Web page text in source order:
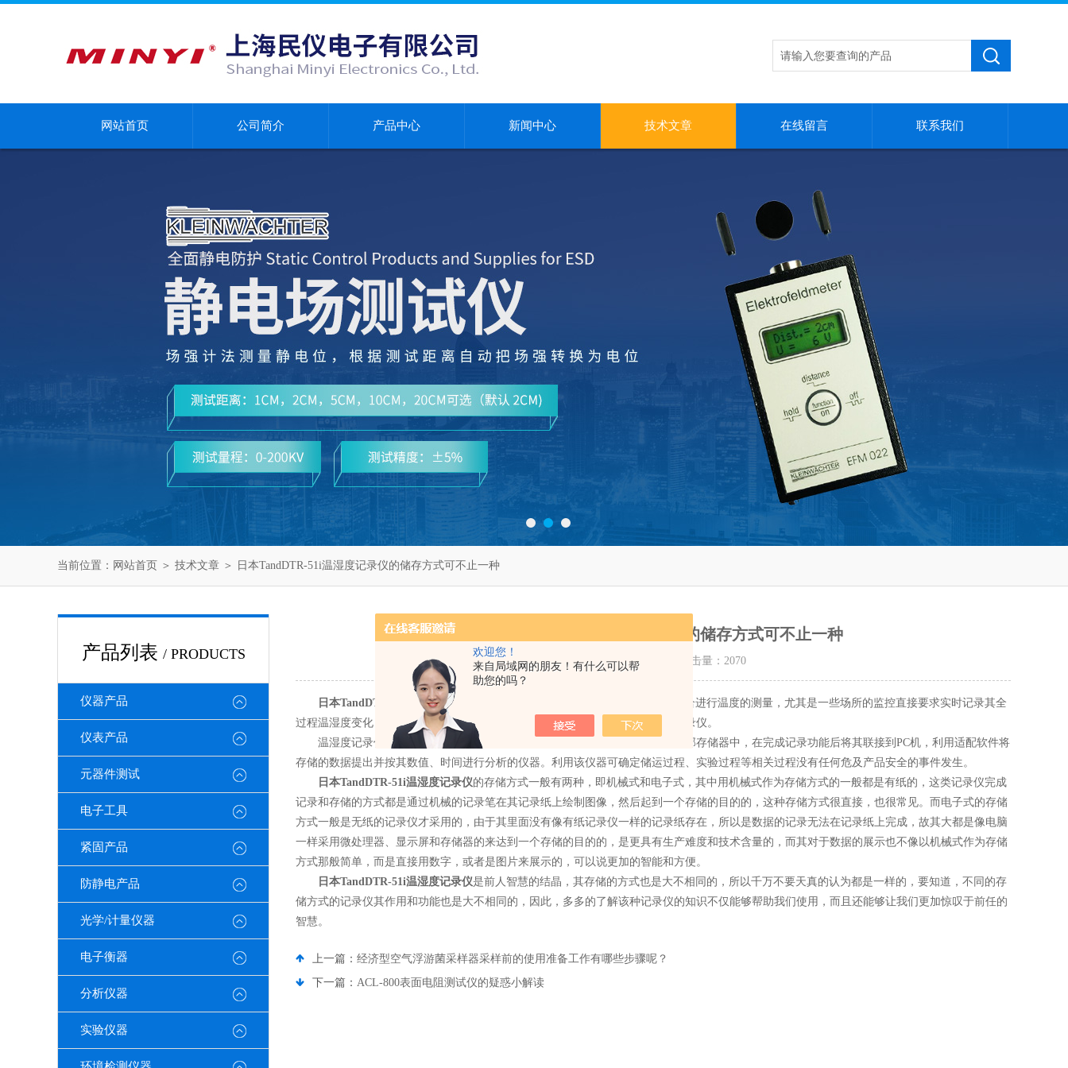
欢迎您！
来自局域网的朋友！有什么可以帮
助您的吗？
网站首页 公司简介 产品中心 新闻中心 技术文章 在线留言 联系我们
当前位置： 网站首页 ＞ 技术文章 ＞ 日本TandDTR-51i温湿度记录仪的储存方式可不止一种
产品列表 / PRODUCTS
仪器产品
仪表产品
元器件测试
电子工具
紧固产品
防静电产品
光学/计量仪器
电子衡器
分析仪器
实验仪器
日本TandDTR-51i温湿度记录仪的储存方式可不止一种
更新时间：2022-09-28 点击量： 2070
日本TandDTR-51i温湿度记录仪
就是一款全新仪器，主要是对一些物品，场合进行温度的测量，尤其是一些场所的监控直接要求实时记录其全
过程温湿度变化，并依据这些变化认定储运过程的安全性，所以用到了温湿度记录仪。
温湿度记录仪是将温湿度参数进行测量并按照预定的时间间隔将其储存在内部存储器中，在完成记录功能后将其联接到PC机，利用适配软件将
存储的数据提出并按其数值、时间进行分析的仪器。利用该仪器可确定储运过程、实验过程等相关过程没有任何危及产品安全的事件发生。
日本TandDTR-51i温湿度记录仪的存储方式一般有两种，即机械式和电子式，其中用机械式作为存储方式的一般都是有纸的，这类记录仪完成
记录和存储的方式都是通过机械的记录笔在其记录纸上绘制图像，然后起到一个存储的目的的，这种存储方式很直接，也很常见。而电子式的存储
方式一般是无纸的记录仪才采用的，由于其里面没有像有纸记录仪一样的记录纸存在，所以是数据的记录无法在记录纸上完成，故其大都是像电脑
一样采用微处理器、显示屏和存储器的来达到一个存储的目的的，是更具有生产难度和技术含量的，而其对于数据的展示也不像以机械式作为存储
方式那般简单，而是直接用数字，或者是图片来展示的，可以说更加的智能和方便。
日本TandDTR-51i温湿度记录仪是前人智慧的结晶，其存储的方式也是大不相同的，所以千万不要天真的认为都是一样的，要知道，不同的存
储方式的记录仪其作用和功能也是大不相同的，因此，多多的了解该种记录仪的知识不仅能够帮助我们使用，而且还能够让我们更加惊叹于前任的
智慧。
上一篇： 经济型空气浮游菌采样器采样前的使用准备工作有哪些步骤呢？
下一篇： ACL-800表面电阻测试仪的疑惑小解读